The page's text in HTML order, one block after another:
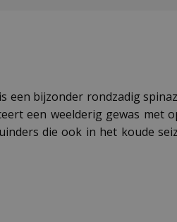
een bijzonder rondzadig
een weelderig gewas met
die ook in het koude